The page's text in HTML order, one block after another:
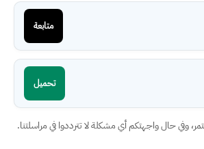
متابعة
تحميل
وفي حال واجهتكم أي مشكلة لا تترددوا في مراسلتنا.